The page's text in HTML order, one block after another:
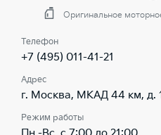
Оригинальное
Телефон
+7 (495) 011-41-21
Адрес
г. Москва, МКАД 44 км, д.
Режим работы